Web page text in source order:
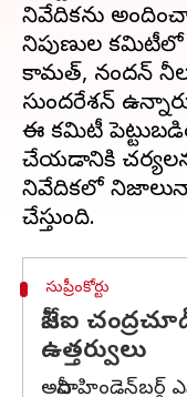
నివేదికను
నిపుణుల
కామత్, నందన్
సుందరేశన్
ఈ కమిటీ
చేయడానికి
నివేదికలో
సుప్రీంకోర్టు
సీజేఐ
ఉత్తర్వులు
అదానీ-హిండెన్‌బర్గ్